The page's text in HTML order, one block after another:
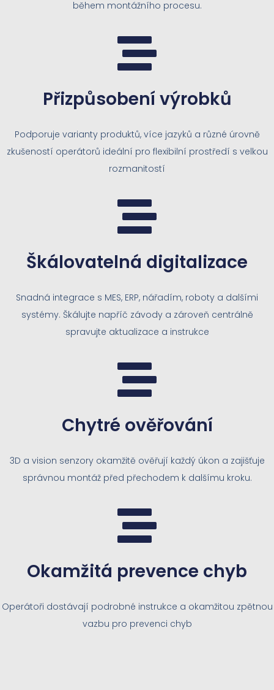
během montážního procesu.
Přizpůsobení výrobků
Podporuje varianty produktů, více jazyků a různé úrovně
zkušeností operátorů ideální pro flexibilní prostředí s velkou
rozmanitostí
Škálovatelná digitalizace
Snadná integrace s MES, ERP, nářadím, roboty a dalšími
systémy. Škálujte napříč závody a zároveň centrálně
spravujte aktualizace a instrukce
Chytré ověřování
3D a vision senzory okamžitě ověřují každý úkon a zajišťuje
správnou montáž před přechodem k dalšímu kroku.
Okamžitá prevence chyb
Operátoři dostávají podrobné instrukce a okamžitou zpětnou
vazbu pro prevenci chyb